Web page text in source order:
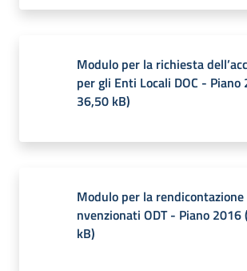
Modulo per la richiesta
per gli Enti Locali DOC - Piano
36,50 kB)
Modulo per la
nvenzionati ODT - Piano 2016(
kB)